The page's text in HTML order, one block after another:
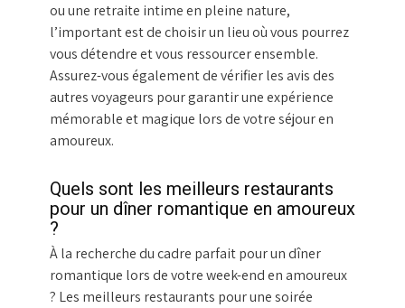
ou une retraite intime en pleine nature,
l’important est de choisir un lieu où vous pourrez
vous détendre et vous ressourcer ensemble.
Assurez-vous également de vérifier les avis des
autres voyageurs pour garantir une expérience
mémorable et magique lors de votre séjour en
amoureux.
Quels sont les meilleurs restaurants
pour un dîner romantique en amoureux
?
À la recherche du cadre parfait pour un dîner
romantique lors de votre week-end en amoureux
? Les meilleurs restaurants pour une soirée